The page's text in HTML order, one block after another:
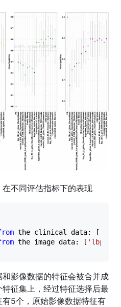
不同评估指标下的表现
the clinical data: [
the image data: [
影像数据的特征会被合并成
征集上，经过特征选择后最
5个，原始影像数据特征有